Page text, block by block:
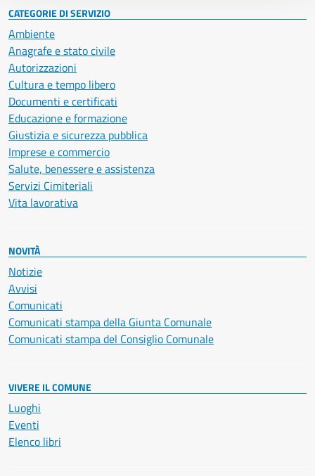
CATEGORIE DI SERVIZIO
Ambiente
Anagrafe e stato civile
Autorizzazioni
Cultura e tempo libero
Documenti e certificati
Educazione e formazione
Giustizia e sicurezza pubblica
Imprese e commercio
Salute, benessere e assistenza
Servizi Cimiteriali
Vita lavorativa
NOVITÀ
Notizie
Avvisi
Comunicati
Comunicati stampa della Giunta Comunale
Comunicati stampa del Consiglio Comunale
VIVERE IL COMUNE
Luoghi
Eventi
Elenco libri